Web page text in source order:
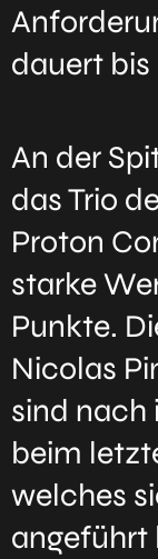
dauert
An der
das Trio
Proton
starke
Punkte.
Nicolas
sind nach
beim
welches
angeführt